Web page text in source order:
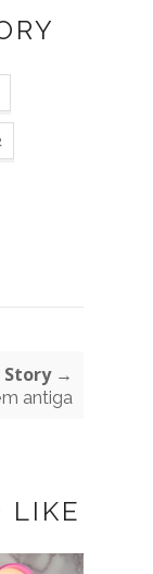
Story →
antiga
LIKE